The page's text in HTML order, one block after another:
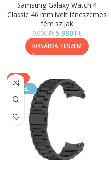
Samsung Galaxy Watch 4
Classic 46 mm ívelt láncszemes
fém szíjak
9.990Ft 5.990 Ft
KOSÁRBA TESZEM
-40%
KIEMELT